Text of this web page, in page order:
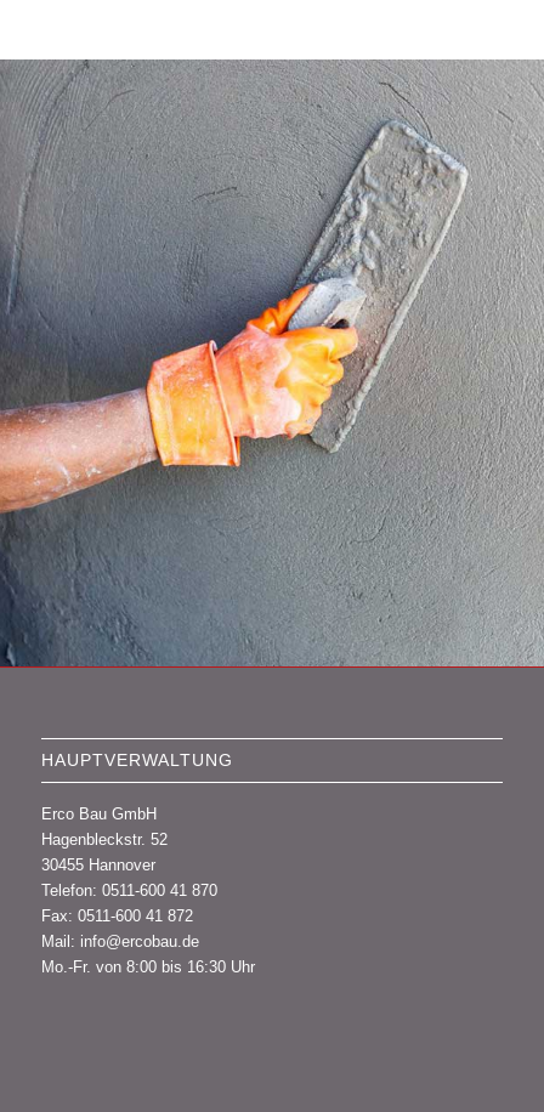
HAUPTVERWALTUNG
Erco Bau GmbH
Hagenbleckstr. 52
30455 Hannover
Telefon: 0511-600 41 870
Fax: 0511-600 41 872
Mail: info@ercobau.de
Mo.-Fr. von 8:00 bis 16:30 Uhr